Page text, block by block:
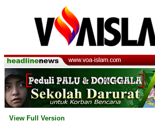
View Full Version